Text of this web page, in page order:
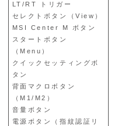
LT/RT トリガー
セレクトボタン（View）
MSI Center M ボタン
スタートボタン
（Menu）
クイックセッティングボ
タン
背面マクロボタン
（M1/M2）
音量ボタン
電源ボタン（指紋認証リ